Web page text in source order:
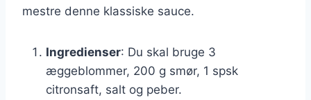
mestre denne klassiske sauce.
Ingredienser: Du skal bruge 3
æggeblommer, 200 g smør, 1 spsk
citronsaft, salt og peber.